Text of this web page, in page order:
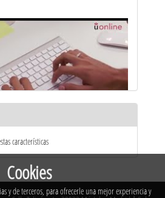
características
Cookies
y de terceros, para ofrecerle una mejor experiencia y